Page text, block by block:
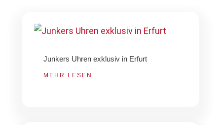
Junkers Uhren exklusiv in Erfurt
MEHR LESEN...